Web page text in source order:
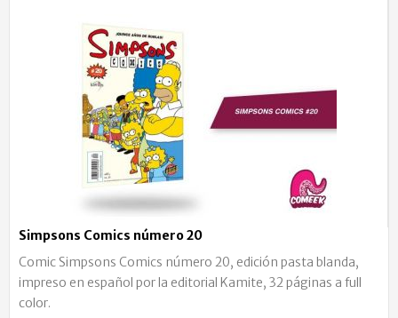
Simpsons Comics número 20
Comic Simpsons Comics número 20, edición pasta blanda,
impreso en español por la editorial Kamite, 32 páginas a full
color.